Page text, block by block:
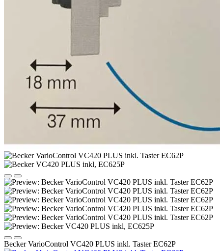
Becker VarioControl VC420 PLUS inkl. Taster EC62P